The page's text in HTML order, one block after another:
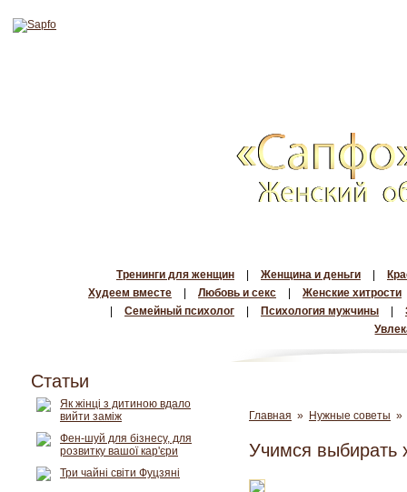
Тренинги для женщин Женщина и деньги
Худеем вместе
Любовь и секс
Женские хитрости
Семейный психолог Психология мужчины
Главная » Нужные советы »
Учимся выбирать
Статьи
Як жінці з дитиною вдало
вийти заміж
Фен-шуй для бізнесу, для
розвитку вашої кар'єри
Три чайні світи Фуцзяні